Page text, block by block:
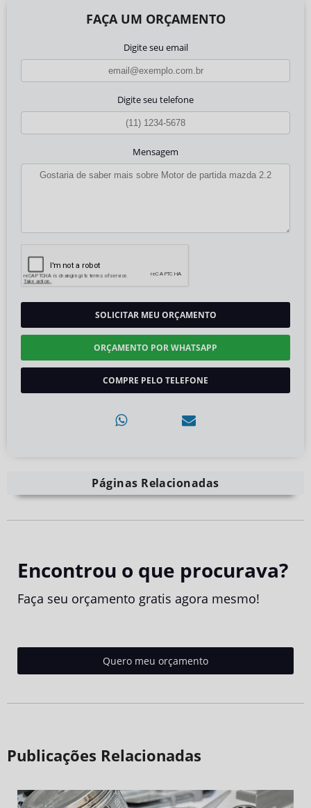
FAÇA UM ORÇAMENTO
Digite seu email
Digite seu telefone
Mensagem
SOLICITAR MEU ORÇAMENTO
ORÇAMENTO POR WHATSAPP
COMPRE PELO TELEFONE
Páginas Relacionadas
Encontrou o que procurava?
Faça seu orçamento gratis agora mesmo!
Quero meu orçamento
Publicações Relacionadas